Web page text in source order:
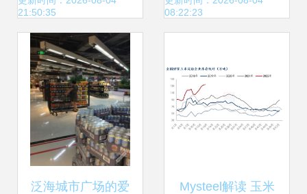
21:50:35
08:22:23
泛海城市广场的爱 Mysteel解读 玉米